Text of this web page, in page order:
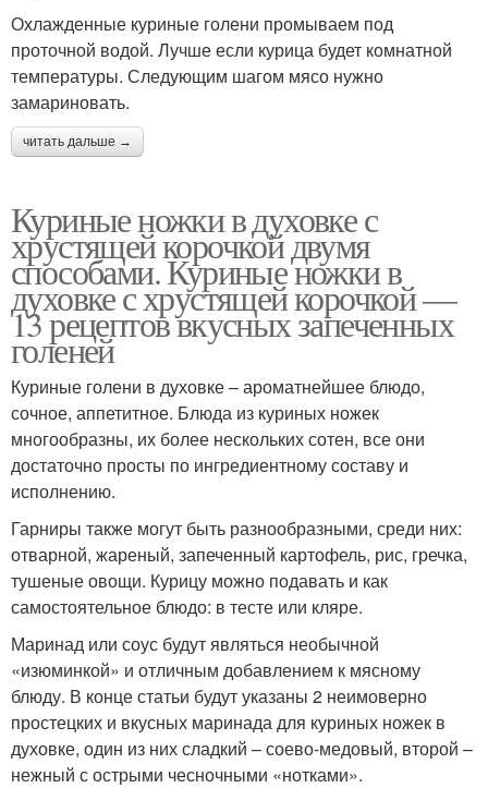
Охлажденные куриные голени промываем под
проточной водой. Лучше если курица будет комнатной
температуры. Следующим шагом мясо нужно
замариновать.
читать дальше →
Куриные ножки в духовке с
хрустящей корочкой двумя
способами. Куриные ножки в
духовке с хрустящей корочкой —
13 рецептов вкусных запеченных
голеней
Куриные голени в духовке – ароматнейшее блюдо,
сочное, аппетитное. Блюда из куриных ножек
многообразны, их более нескольких сотен, все они
достаточно просты по ингредиентному составу и
исполнению.
Гарниры также могут быть разнообразными, среди них:
отварной, жареный, запеченный картофель, рис, гречка,
тушеные овощи. Курицу можно подавать и как
самостоятельное блюдо: в тесте или кляре.
Маринад или соус будут являться необычной
«изюминкой» и отличным добавлением к мясному
блюду. В конце статьи будут указаны 2 неимоверно
простецких и вкусных маринада для куриных ножек в
духовке, один из них сладкий – соево-медовый, второй –
нежный с острыми чесночными «нотками».